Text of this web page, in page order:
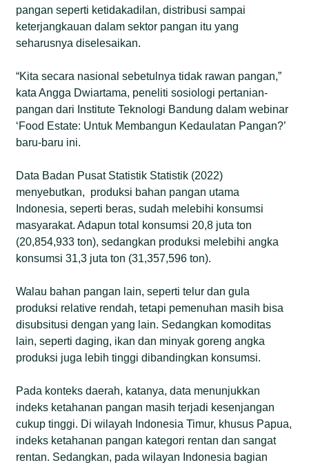
pangan seperti ketidakadilan, distribusi sampai
keterjangkauan dalam sektor pangan itu yang
seharusnya diselesaikan.
“Kita secara nasional sebetulnya tidak rawan pangan,”
kata Angga Dwiartama, peneliti sosiologi pertanian-
pangan dari Institute Teknologi Bandung dalam webinar
‘Food Estate: Untuk Membangun Kedaulatan Pangan?’
baru-baru ini.
Data Badan Pusat Statistik Statistik (2022)
menyebutkan, produksi bahan pangan utama
Indonesia, seperti beras, sudah melebihi konsumsi
masyarakat. Adapun total konsumsi 20,8 juta ton
(20,854,933 ton), sedangkan produksi melebihi angka
konsumsi 31,3 juta ton (31,357,596 ton).
Walau bahan pangan lain, seperti telur dan gula
produksi relative rendah, tetapi pemenuhan masih bisa
disubsitusi dengan yang lain. Sedangkan komoditas
lain, seperti daging, ikan dan minyak goreng angka
produksi juga lebih tinggi dibandingkan konsumsi.
Pada konteks daerah, katanya, data menunjukkan
indeks ketahanan pangan masih terjadi kesenjangan
cukup tinggi. Di wilayah Indonesia Timur, khusus Papua,
indeks ketahanan pangan kategori rentan dan sangat
rentan. Sedangkan, pada wilayan Indonesia bagian